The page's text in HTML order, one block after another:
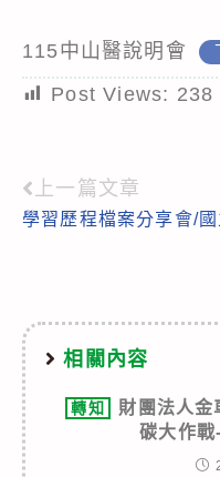
115中山醫說明會
Post Views: 238
Read
more
上一篇文章
學習歷程檔案分享會/
相關內容
轉知
財團法人
碳大作戰